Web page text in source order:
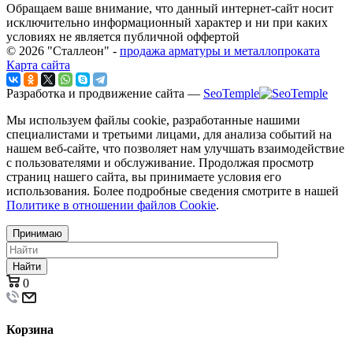
Обращаем ваше внимание, что данный интернет-сайт носит
исключительно информационный характер и ни при каких
условиях не является публичной оффертой
© 2026 "Сталлеон" - продажа арматуры и металлопроката
Карта сайта
Разработка и продвижение сайта — SeoTemple
Мы используем файлы cookie, разработанные нашими
специалистами и третьими лицами, для анализа событий на
нашем веб-сайте, что позволяет нам улучшать взаимодействие
с пользователями и обслуживание. Продолжая просмотр
страниц нашего сайта, вы принимаете условия его
использования. Более подробные сведения смотрите в нашей
Политике в отношении файлов Cookie.
Принимаю
Найти
0
Корзина